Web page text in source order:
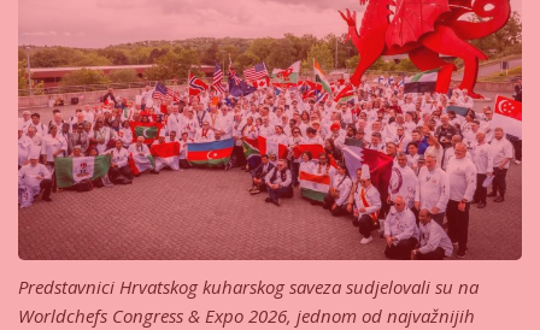
Predstavnici Hrvatskog kuharskog saveza sudjelovali su na
Worldchefs Congress & Expo 2026, jednom od najvažnijih